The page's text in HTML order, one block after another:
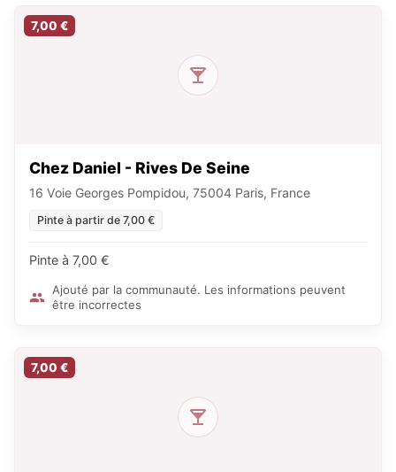
7,00 €
Chez Daniel - Rives De Seine
16 Voie Georges Pompidou, 75004 Paris, France
Pinte à partir de 7,00 €
Pinte à 7,00 €
Ajouté par la communauté. Les informations peuvent
être incorrectes
7,00 €